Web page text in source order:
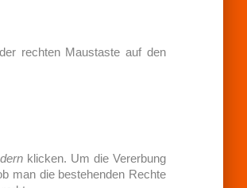
rechten Maustaste auf den
klicken. Um die Vererbung
man die bestehenden Rechte